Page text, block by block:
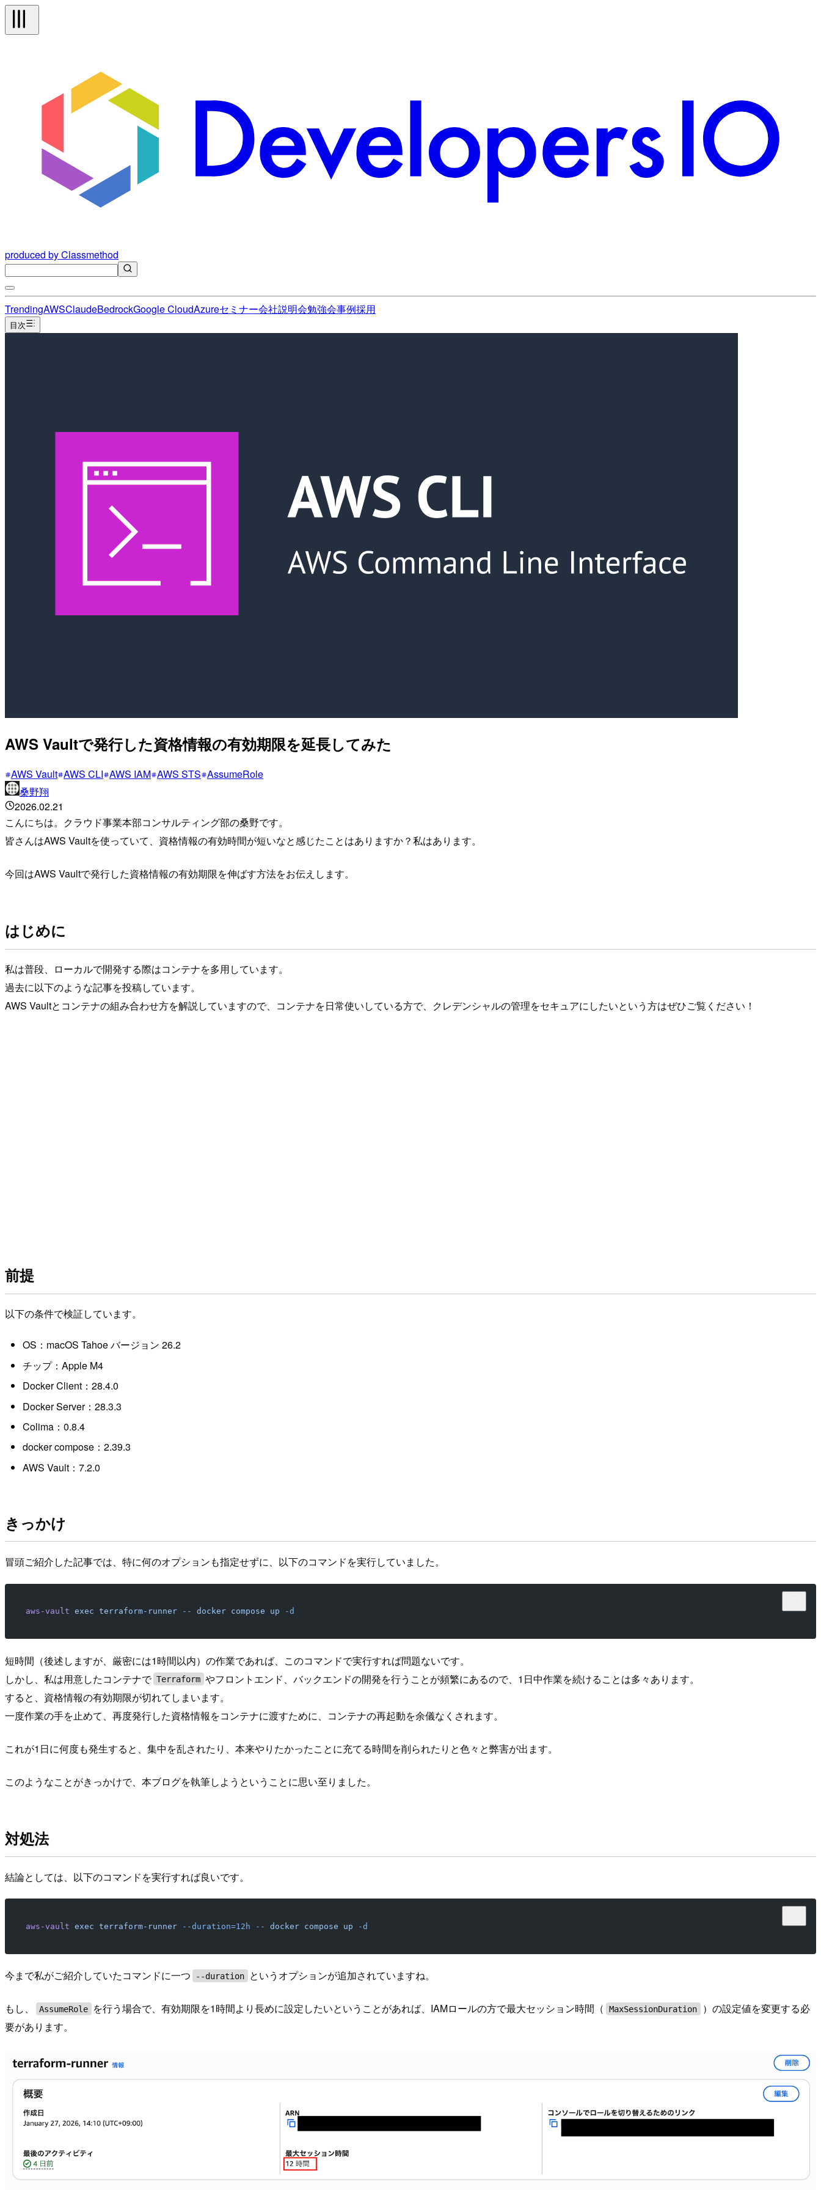
produced by Classmethod
TrendingAWSClaudeBedrockGoogle CloudAzureセミナー会社説明会勉強会事例採用
目次
AWS Vaultで発行した資格情報の有効期限を延長してみた
AWS Vault AWS CLI AWS IAM AWS STS AssumeRole
桑野翔
2026.02.21
こんにちは。クラウド事業本部コンサルティング部の桑野です。
皆さんはAWS Vaultを使っていて、資格情報の有効時間が短いなと感じたことはありますか？私はあります。
今回はAWS Vaultで発行した資格情報の有効期限を伸ばす方法をお伝えします。
はじめに
私は普段、ローカルで開発する際はコンテナを多用しています。
過去に以下のような記事を投稿しています。
AWS Vaultとコンテナの組み合わせ方を解説していますので、コンテナを日常使いしている方で、クレデンシャルの管理をセキュアにしたいという方はぜひご覧ください！
前提
以下の条件で検証しています。
OS：macOS Tahoe バージョン 26.2
チップ：Apple M4
Docker Client：28.4.0
Docker Server：28.3.3
Colima：0.8.4
docker compose：2.39.3
AWS Vault：7.2.0
きっかけ
冒頭ご紹介した記事では、特に何のオプションも指定せずに、以下のコマンドを実行していました。
aws-vault exec terraform-runner -- docker compose up -d
短時間（後述しますが、厳密には1時間以内）の作業であれば、このコマンドで実行すれば問題ないです。
しかし、私は用意したコンテナで Terraform やフロントエンド、バックエンドの開発を行うことが頻繁にあるので、1日中作業を続けることは多々あります。
すると、資格情報の有効期限が切れてしまいます。
一度作業の手を止めて、再度発行した資格情報をコンテナに渡すために、コンテナの再起動を余儀なくされます。
これが1日に何度も発生すると、集中を乱されたり、本来やりたかったことに充てる時間を削られたりと色々と弊害が出ます。
このようなことがきっかけで、本ブログを執筆しようということに思い至りました。
対処法
結論としては、以下のコマンドを実行すれば良いです。
aws-vault exec terraform-runner --duration=12h -- docker compose up -d
今まで私がご紹介していたコマンドに一つ --duration というオプションが追加されていますね。
もし、 AssumeRole を行う場合で、有効期限を1時間より長めに設定したいということがあれば、IAMロールの方で最大セッション時間（ MaxSessionDuration
）の設定値を変更する必
要があります。